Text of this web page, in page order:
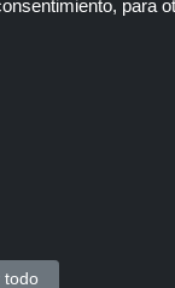
ofertas u
usted realiza una
reservados.
para
todo